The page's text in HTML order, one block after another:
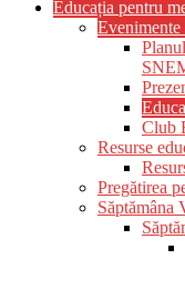
Educația pentru
Evenimente
Club
Resurse
Pregătirea
Săptămâna